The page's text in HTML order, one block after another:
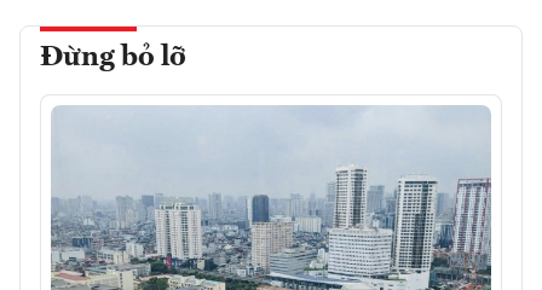
Đừng bỏ lỡ